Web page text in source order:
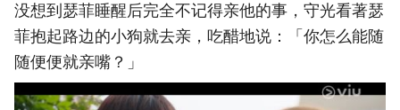
没想到瑟菲睡醒后完全不记得亲他的事，守光看著瑟
菲抱起路边的小狗就去亲，吃醋地说：「你怎么能随
随便便就亲嘴？」